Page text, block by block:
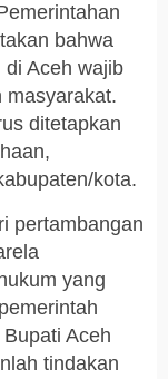
bahwa
Aceh wajib
masyarakat.
ditetapkan
kota.
pertambangan
yang
Aceh
tindakan